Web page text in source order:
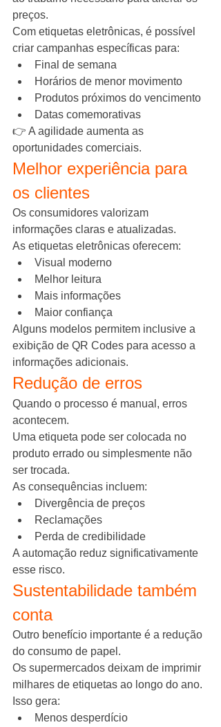
preços.
Com etiquetas eletrônicas, é possível
criar campanhas específicas para:
Final de semana
Horários de menor movimento
Produtos próximos do vencimento
Datas comemorativas
👉 A agilidade aumenta as
oportunidades comerciais.
Melhor experiência para
os clientes
Os consumidores valorizam
informações claras e atualizadas.
As etiquetas eletrônicas oferecem:
Visual moderno
Melhor leitura
Mais informações
Maior confiança
Alguns modelos permitem inclusive a
exibição de QR Codes para acesso a
informações adicionais.
Redução de erros
Quando o processo é manual, erros
acontecem.
Uma etiqueta pode ser colocada no
produto errado ou simplesmente não
ser trocada.
As consequências incluem:
Divergência de preços
Reclamações
Perda de credibilidade
A automação reduz significativamente
esse risco.
Sustentabilidade também
conta
Outro benefício importante é a redução
do consumo de papel.
Os supermercados deixam de imprimir
milhares de etiquetas ao longo do ano.
Isso gera:
Menos desperdício